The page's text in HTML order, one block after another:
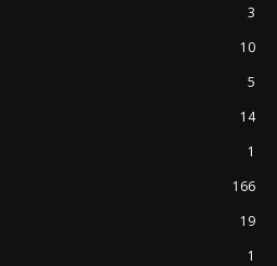
3
10
5
14
1
166
19
1